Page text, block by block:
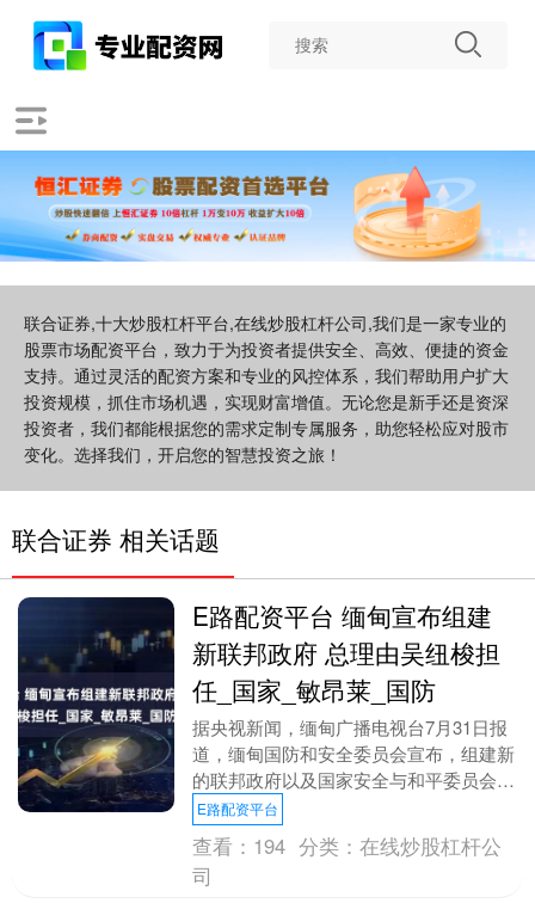
联合证券,十大炒股杠杆平台,在线炒股杠杆公司,我们是一家专业的
股票市场配资平台，致力于为投资者提供安全、高效、便捷的资金
支持。通过灵活的配资方案和专业的风控体系，我们帮助用户扩大
投资规模，抓住市场机遇，实现财富增值。无论您是新手还是资深
投资者，我们都能根据您的需求定制专属服务，助您轻松应对股市
变化。选择我们，开启您的智慧投资之旅！
联合证券 相关话题
E路配资平台 缅甸宣布组建
新联邦政府 总理由吴纽梭担
任_国家_敏昂莱_国防
据央视新闻，缅甸广播电视台7月31日报
道，缅甸国防和安全委员会宣布，组建新
的联邦政府以及国家安全与和平委员会。
在新组建的政府中， 国家总理由吴纽梭
担任，国防军总....
E路配资平台
查看： 194 分类：在线炒股杠杆公
司